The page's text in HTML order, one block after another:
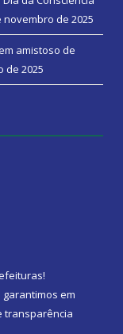
novembro de 2025
amistoso de
de 2025
!
em
transparência